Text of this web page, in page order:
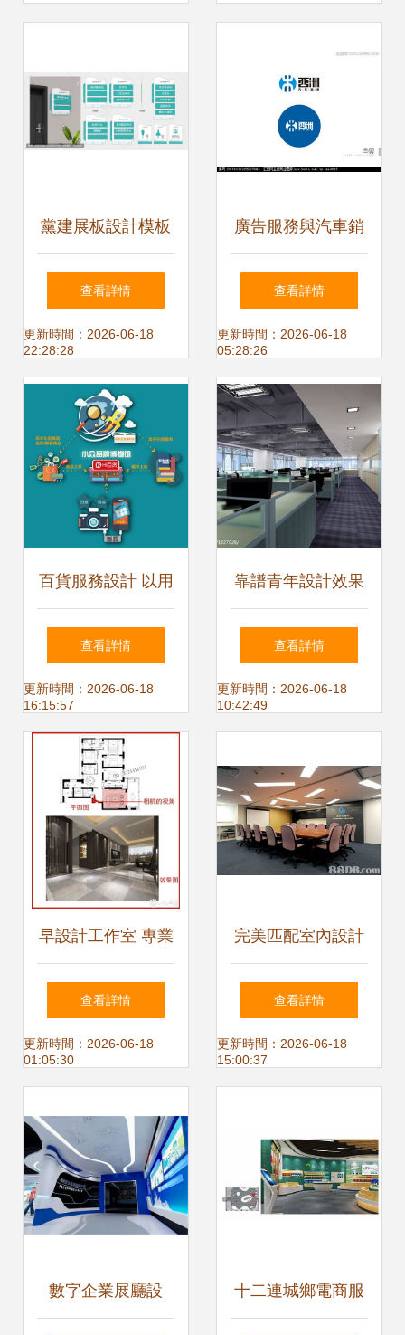
黨建展板設計模板
下載 專業技術服務
助力基層宣傳
查看詳情
更新時間：2026-06-18
22:28:28
廣告服務與汽車銷
售公司Logo設計
創意、懸賞與平臺
選擇
查看詳情
更新時間：2026-06-18
05:28:26
百貨服務設計 以用
戶為中心的設計服
務新范式
查看詳情
更新時間：2026-06-18
16:15:57
靠譜青年設計效果
圖解析與設計服務
全覽
查看詳情
更新時間：2026-06-18
10:42:49
早設計工作室 專業
家裝設計服務，助
您打造理想家園
查看詳情
更新時間：2026-06-18
01:05:30
完美匹配室內設計
有限公司 專業商
業、樓宇及餐館設
查看詳情
更新時間：2026-06-18
15:00:37
數字企業展廳設 十二連城鄉電商服